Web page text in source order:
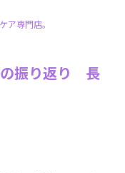
ア専門店。
の振り返り 長